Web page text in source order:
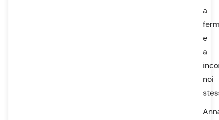
a
e
a
noi